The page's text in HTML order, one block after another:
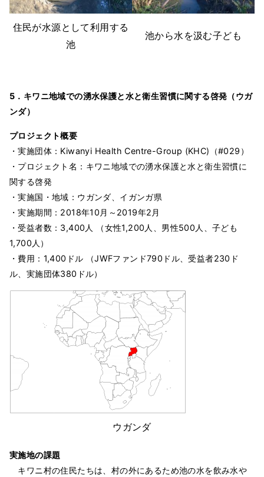
住民が水源として利用する
池
池から水を汲む子ども
5．キワニ地域での湧水保護と水と衛生習慣に関する啓発（ウガ
ンダ）
プロジェクト概要
・実施団体：Kiwanyi Health Centre-Group (KHC)（#029）
・プロジェクト名：キワニ地域での湧水保護と水と衛生習慣に
関する啓発
・実施国・地域：ウガンダ、イガンガ県
・実施期間：2018年10月～2019年2月
・受益者数：3,400人 （女性1,200人、男性500人、子ども
1,700人）
・費用：1,400ドル （JWFファンド790ドル、受益者230ド
ル、実施団体380ドル）
ウガンダ
実施地の課題
キワニ村の住民たちは、村の外にあるため池の水を飲み水や